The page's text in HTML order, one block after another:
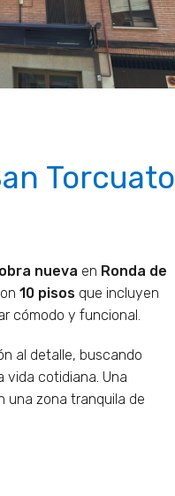
Torcuato
nueva en Ronda de
10 pisos que incluyen
cómodo y funcional.
al detalle, buscando
vida cotidiana. Una
una zona tranquila de